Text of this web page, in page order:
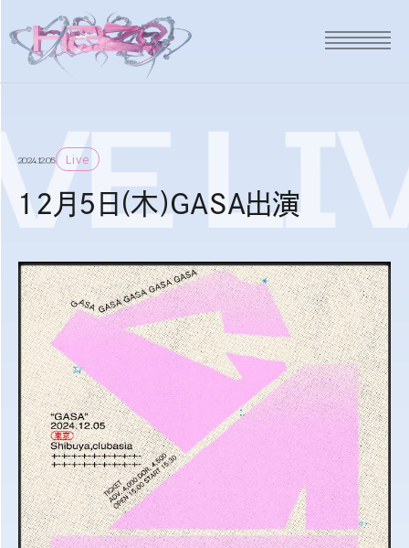
2024.12.05 Live
12月5日(木)GASA出演